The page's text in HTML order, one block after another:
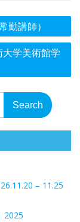
勤講師）
学美術館学
– 11.25
2025